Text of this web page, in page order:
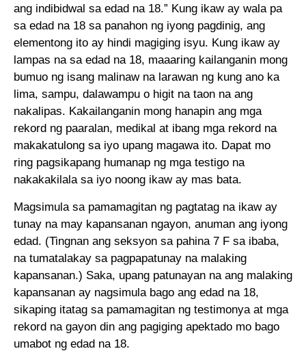
ang indibidwal sa edad na 18.” Kung ikaw ay wala pa
sa edad na 18 sa panahon ng iyong pagdinig, ang
elementong ito ay hindi magiging isyu. Kung ikaw ay
lampas na sa edad na 18, maaaring kailanganin mong
bumuo ng isang malinaw na larawan ng kung ano ka
lima, sampu, dalawampu o higit na taon na ang
nakalipas. Kakailanganin mong hanapin ang mga
rekord ng paaralan, medikal at ibang mga rekord na
makakatulong sa iyo upang magawa ito. Dapat mo
ring pagsikapang humanap ng mga testigo na
nakakakilala sa iyo noong ikaw ay mas bata.
Magsimula sa pamamagitan ng pagtatag na ikaw ay
tunay na may kapansanan ngayon, anuman ang iyong
edad. (Tingnan ang seksyon sa pahina 7 F sa ibaba,
na tumatalakay sa pagpapatunay na malaking
kapansanan.) Saka, upang patunayan na ang malaking
kapansanan ay nagsimula bago ang edad na 18,
sikaping itatag sa pamamagitan ng testimonya at mga
rekord na gayon din ang pagiging apektado mo bago
umabot ng edad na 18.